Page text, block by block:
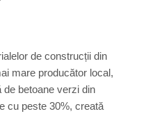
de construcții din
mare producător local,
betoane verzi din
cu peste 30%, creată